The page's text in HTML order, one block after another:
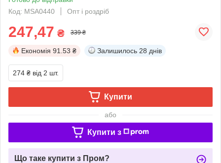
Код: MSA0440
Опт і роздріб
247,47 ₴ 339 ₴
Економія 91.53 ₴ Залишилось 28 днів
274 ₴ від 2 шт.
Купити
або
Купити з
Що таке купити з Пром?